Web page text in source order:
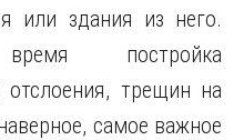
или здания из него.
постройка
отслоения, трещин на
самое важное